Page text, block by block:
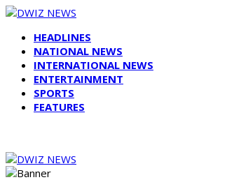
HEADLINES
NATIONAL NEWS
INTERNATIONAL NEWS
ENTERTAINMENT
SPORTS
FEATURES